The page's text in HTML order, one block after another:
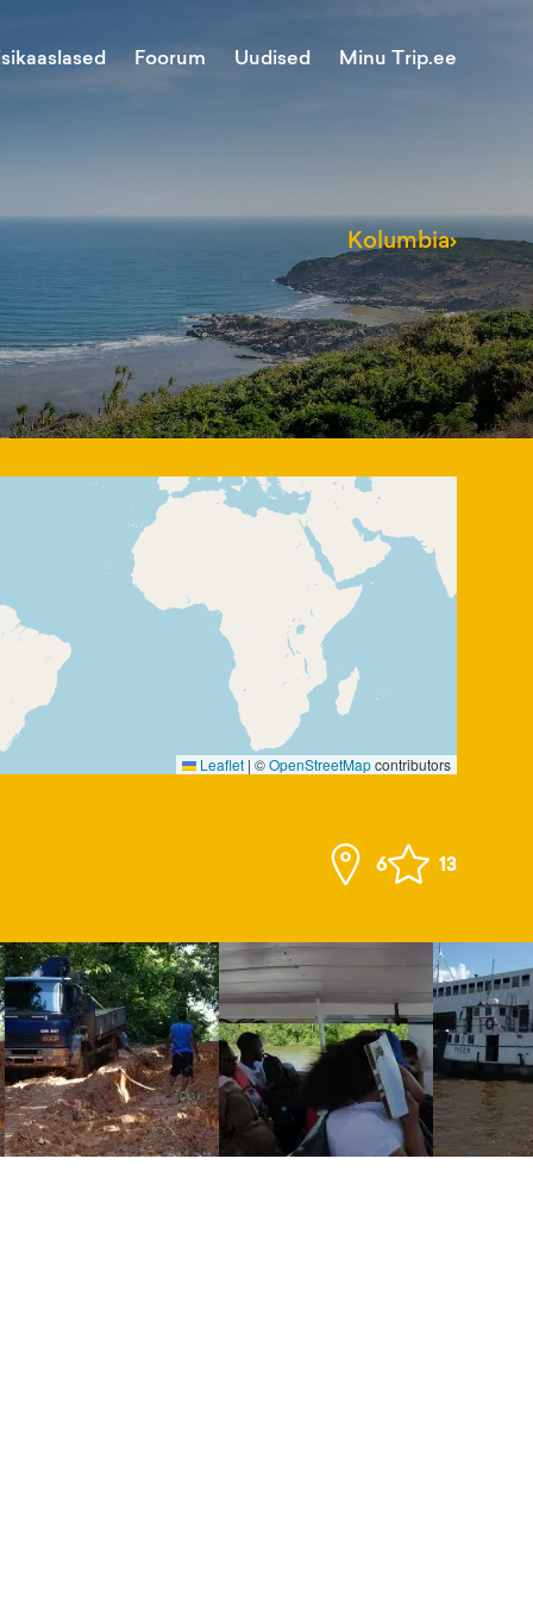
Foorum Uudised Minu Trip.ee
Kolumbia›
Leaflet | ©OpenStreetMapcontributors
6 13